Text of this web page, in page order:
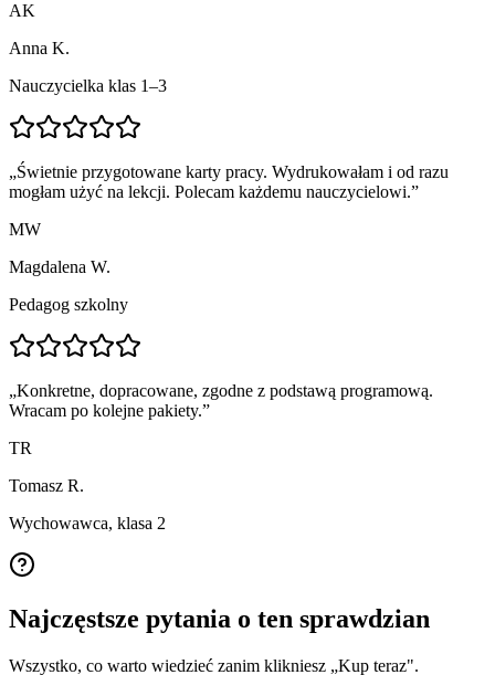
AK
Anna K.
Nauczycielka klas 1–3
„Świetnie przygotowane karty pracy. Wydrukowałam i od razu
mogłam użyć na lekcji. Polecam każdemu nauczycielowi.”
MW
Magdalena W.
Pedagog szkolny
„Konkretne, dopracowane, zgodne z podstawą programową.
Wracam po kolejne pakiety.”
TR
Tomasz R.
Wychowawca, klasa 2
Najczęstsze pytania o ten sprawdzian
Wszystko, co warto wiedzieć zanim klikniesz „Kup teraz".